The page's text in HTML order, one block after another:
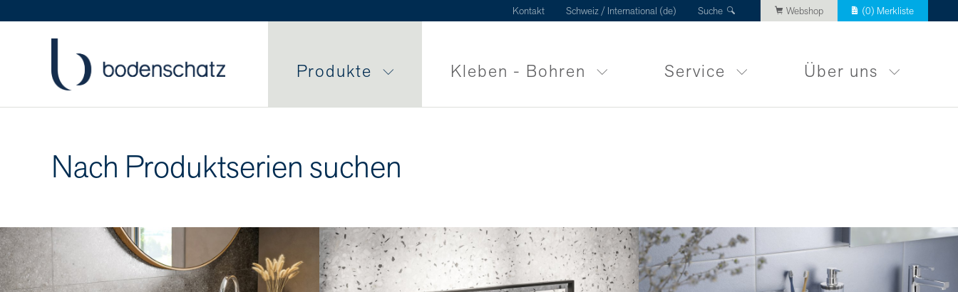
Kontakt Schweiz / International (de) Suche Webshop (0) Merkliste
Produkte Kleben - Bohren Service Über uns
Nach Produktserien suchen